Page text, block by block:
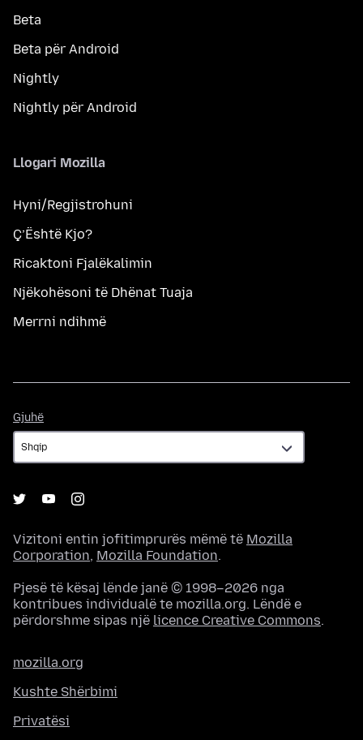
Beta
Beta për Android
Nightly
Nightly për Android
Llogari Mozilla
Hyni/Regjistrohuni
Ç’Është Kjo?
Ricaktoni Fjalëkalimin
Njëkohësoni të Dhënat Tuaja
Merrni ndihmë
Gjuhë
Vizitoni entin jofitimprurës mëmë të Mozilla
Corporation, Mozilla Foundation.
Pjesë të kësaj lënde janë © 1998–2026 nga
kontribues individualë te mozilla.org. Lëndë e
përdorshme sipas një licence Creative Commons.
mozilla.org
Kushte Shërbimi
Privatësi